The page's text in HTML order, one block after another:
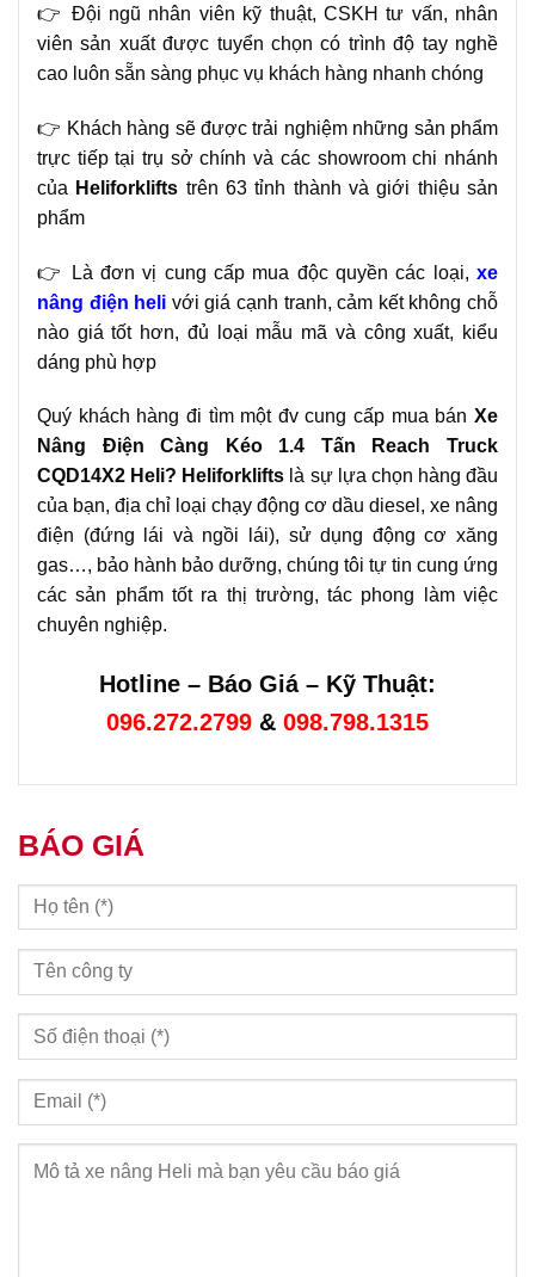
👉 Đội ngũ nhân viên kỹ thuật, CSKH tư vấn, nhân
viên sản xuất được tuyển chọn có trình độ tay nghề
cao luôn sẵn sàng phục vụ khách hàng nhanh chóng
👉 Khách hàng sẽ được trải nghiệm những sản phẩm
trực tiếp tại trụ sở chính và các showroom chi nhánh
của Heliforklifts trên 63 tỉnh thành và giới thiệu sản
phẩm
👉 Là đơn vị cung cấp mua độc quyền các loại, xe
nâng điện heli với giá cạnh tranh, cảm kết không chỗ
nào giá tốt hơn, đủ loại mẫu mã và công xuất, kiểu
dáng phù hợp
Quý khách hàng đi tìm một đv cung cấp mua bán Xe
Nâng Điện Càng Kéo 1.4 Tấn Reach Truck
CQD14X2 Heli? Heliforklifts là sự lựa chọn hàng đầu
của bạn, địa chỉ loại chạy động cơ dầu diesel, xe nâng
điện (đứng lái và ngồi lái), sử dụng động cơ xăng
gas…, bảo hành bảo dưỡng, chúng tôi tự tin cung ứng
các sản phẩm tốt ra thị trường, tác phong làm việc
chuyên nghiệp.
Hotline – Báo Giá – Kỹ Thuật:
096.272.2799 & 098.798.1315
BÁO GIÁ